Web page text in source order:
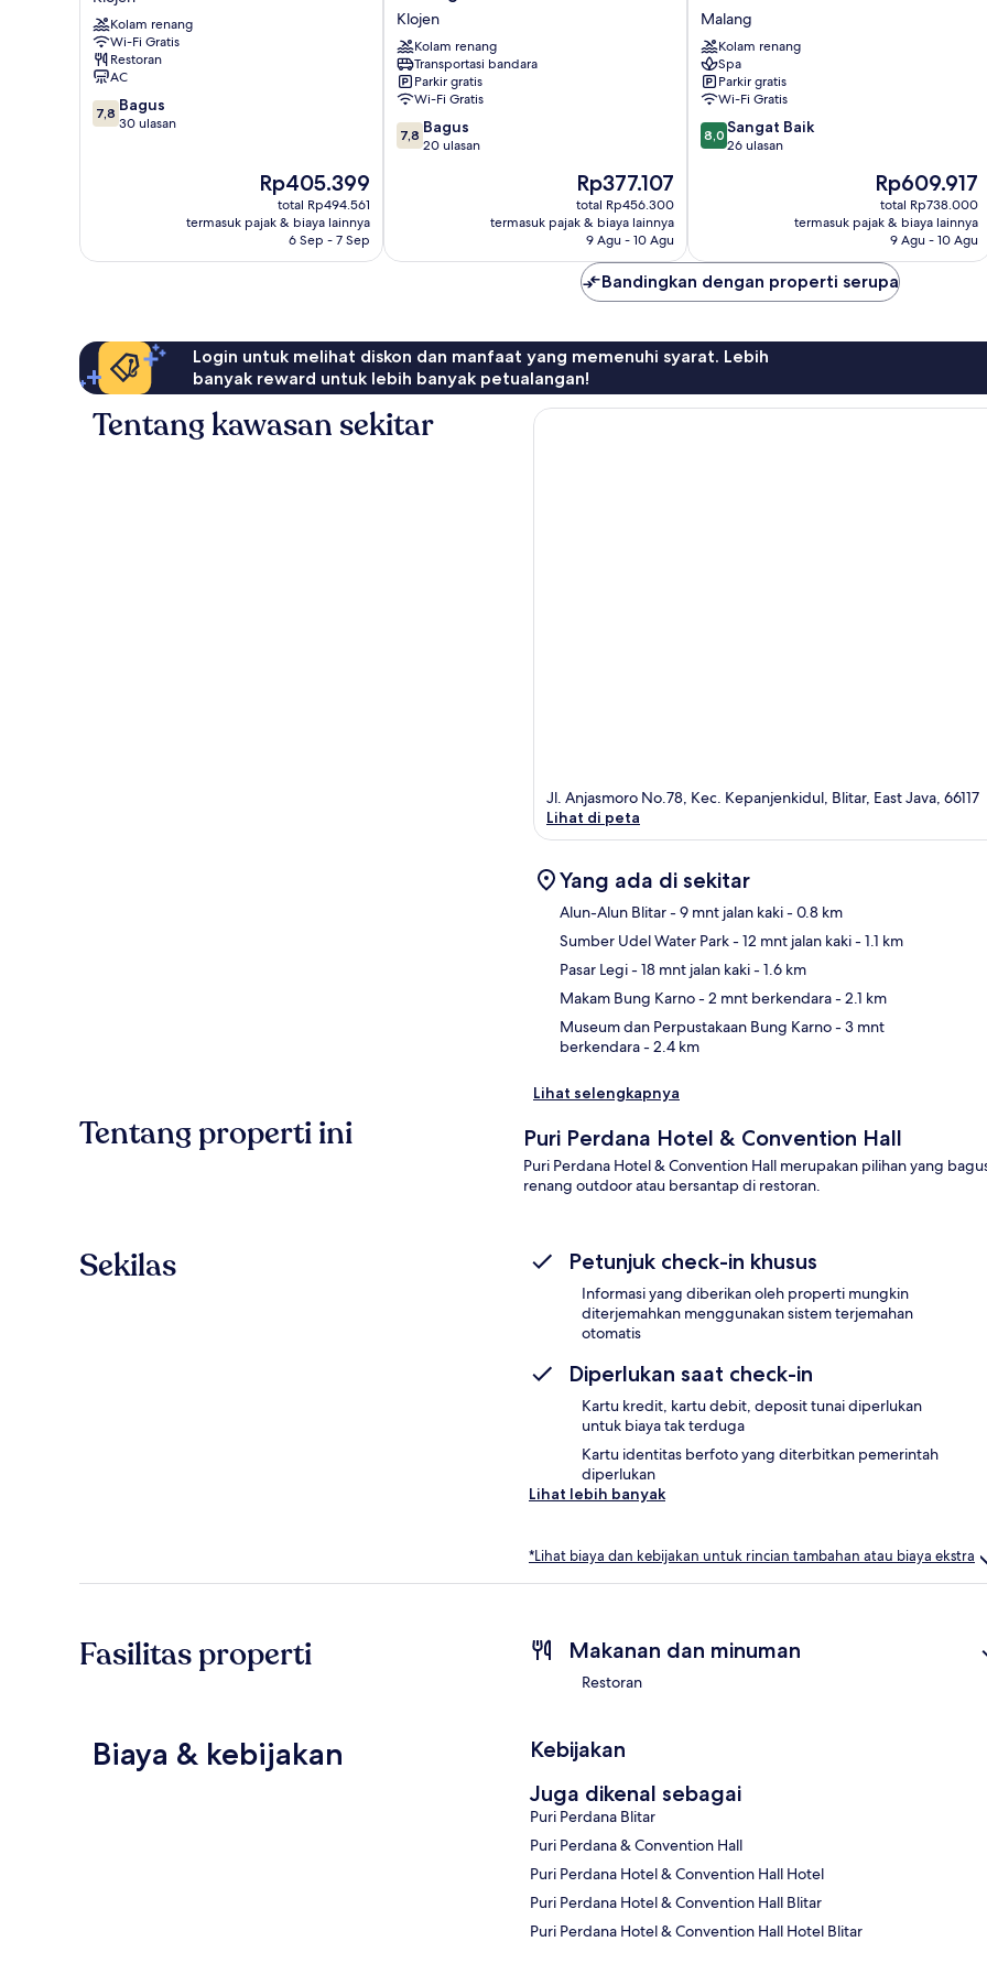
Klojen
Kolam renang
Wi-Fi Gratis
Restoran
AC
7.8
dari
7,8 Bagus
30 ulasan
Harga
sekarang
Rp405.399
Rp405.399
total Rp494.561
termasuk pajak & biaya lainnya
6 Sep - 7 Sep
Basuki
Rahmat
Malang
Klojen
Klojen
Kolam renang
Transportasi bandara
Parkir gratis
Wi-Fi Gratis
7.8
dari
7,8 Bagus
20 ulasan
Harga
sekarang
Rp377.107
Rp377.107
total Rp456.300
termasuk pajak & biaya lainnya
9 Agu - 10 Agu
and
Convention
Malang
Malang
Kolam renang
Spa
Parkir gratis
Wi-Fi Gratis
8.0
dari
8,0 Sangat Baik
26 ulasan
Harga
sekarang
Rp609.917
Rp609.917
total Rp738.000
termasuk pajak & biaya lainnya
9 Agu - 10 Agu
Bandingkan dengan properti serupa
Login untuk melihat diskon dan manfaat yang memenuhi syarat. Lebih
banyak reward untuk lebih banyak petualangan!
Tentang kawasan sekitar
Jl. Anjasmoro No.78, Kec. Kepanjenkidul, Blitar, East Java, 66117
Lihat di peta
Yang ada di sekitar
Alun-Alun Blitar- 9 mnt jalan kaki- 0.8 km
Sumber Udel Water Park- 12 mnt jalan kaki- 1.1 km
Pasar Legi- 18 mnt jalan kaki- 1.6 km
Makam Bung Karno- 2 mnt berkendara- 2.1 km
Museum dan Perpustakaan Bung Karno- 3 mnt
berkendara- 2.4 km
Lihat selengkapnya
Tentang properti ini Puri Perdana Hotel & Convention Hall
Puri Perdana Hotel & Convention Hall merupakan pilihan yang
renang outdoor atau bersantap di restoran.
Sekilas Petunjuk check-in khusus
Informasi yang diberikan oleh properti mungkin
diterjemahkan menggunakan sistem terjemahan
otomatis
Diperlukan saat check-in
Kartu kredit, kartu debit, deposit tunai diperlukan
untuk biaya tak terduga
Kartu identitas berfoto yang diterbitkan pemerintah
diperlukan
Lihat lebih banyak
*Lihat biaya dan kebijakan untuk rincian tambahan atau biaya ekstra
Fasilitas properti Makanan dan minuman
Restoran
Biaya & kebijakan
Kebijakan
Juga dikenal sebagai
Puri Perdana Blitar
Puri Perdana & Convention Hall
Puri Perdana Hotel & Convention Hall Hotel
Puri Perdana Hotel & Convention Hall Blitar
Puri Perdana Hotel & Convention Hall Hotel Blitar